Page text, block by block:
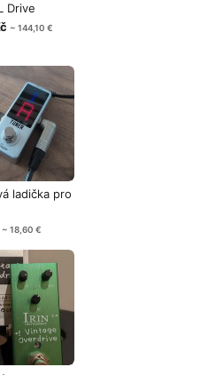
Drive
~ 144,10 €
ladička pro
~ 18,60 €